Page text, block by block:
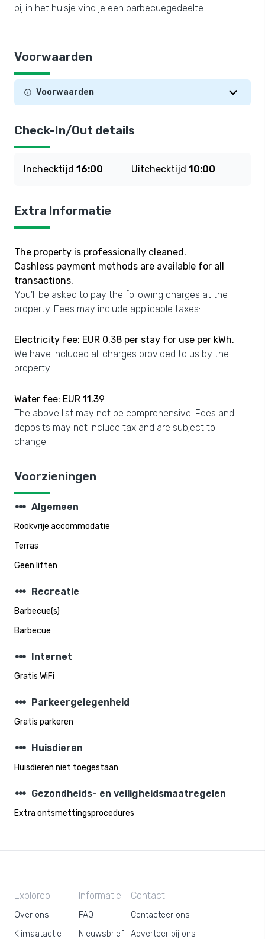
bij in het huisje vind je een barbecuegedeelte.
Voorwaarden
Voorwaarden
Check-In/Out details
Inchecktijd 16:00 Uitchecktijd 10:00
Extra Informatie
The property is professionally cleaned.
Cashless payment methods are available for all
transactions.
You'll be asked to pay the following charges at the
property. Fees may include applicable taxes:
Electricity fee: EUR 0.38 per stay for use per kWh.
We have included all charges provided to us by the
property.
Water fee: EUR 11.39
The above list may not be comprehensive. Fees and
deposits may not include tax and are subject to
change.
Voorzieningen
steppers Algemeen
Rookvrije accommodatie
Terras
Geen liften
steppers Recreatie
Barbecue(s)
Barbecue
steppers Internet
Gratis WiFi
steppers Parkeergelegenheid
Gratis parkeren
steppers Huisdieren
Huisdieren niet toegestaan
steppers Gezondheids- en veiligheidsmaatregelen
Extra ontsmettingsprocedures
Exploreo
Over ons
Klimaatactie
Informatie
FAQ
Nieuwsbrief
Contact
Contacteer ons
Adverteer bij ons